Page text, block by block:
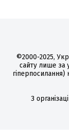
©2000-2025,
сайту лише за
З